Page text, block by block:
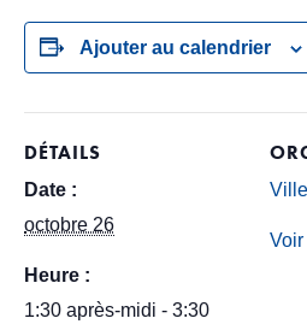
Ajouter au calendrier
DÉTAILS
Date :
octobre 26
Heure :
1:30 après-midi - 3:30